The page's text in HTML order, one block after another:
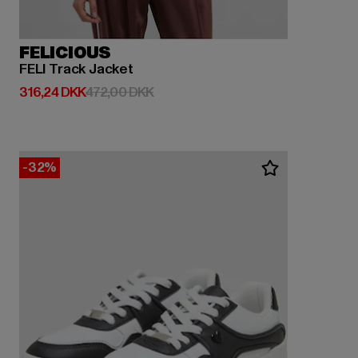
FELICIOUS
FELI Track Jacket
316,24 DKK
Nuværende pris: 316,24 DKK
472,00 DKKKampagnepris: 472,00 DKK
-32%